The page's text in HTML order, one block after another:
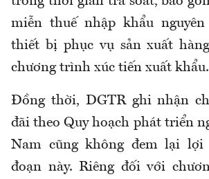
miễn thuế nhập khẩu
thiết bị phục vụ sản xuất
chương trình xúc tiến xuất khẩu.
Đồng thời, DGTR ghi nhận
đãi theo Quy hoạch phát triển
Nam cũng không đem lại
đoạn này. Riêng đối với